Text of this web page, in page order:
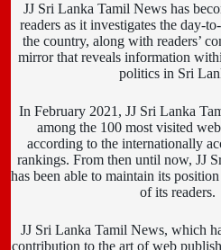
JJ Sri Lanka Tamil News has
readers as it investigates the day-
the country, along with readers’
mirror that reveals information
politics in Sri
In February 2021, JJ Sri Lanka
among the 100 most visited
according to the internationally
rankings. From then until now, JJ
has been able to maintain its
of its readers.
JJ Sri Lanka Tamil News, which
contribution to the art of web